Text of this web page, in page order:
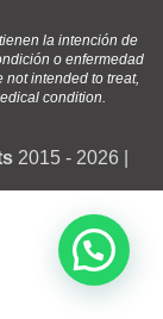
la intención de
o enfermedad
intended to treat,
condition.
2015 - 2026 |